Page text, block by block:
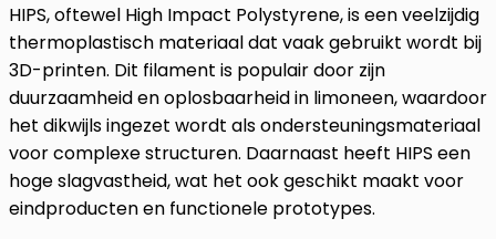
HIPS, oftewel High Impact Polystyrene, is een veelzijdig
thermoplastisch materiaal dat vaak gebruikt wordt bij
3D-printen. Dit filament is populair door zijn
duurzaamheid en oplosbaarheid in limoneen, waardoor
het dikwijls ingezet wordt als ondersteuningsmateriaal
voor complexe structuren. Daarnaast heeft HIPS een
hoge slagvastheid, wat het ook geschikt maakt voor
eindproducten en functionele prototypes.